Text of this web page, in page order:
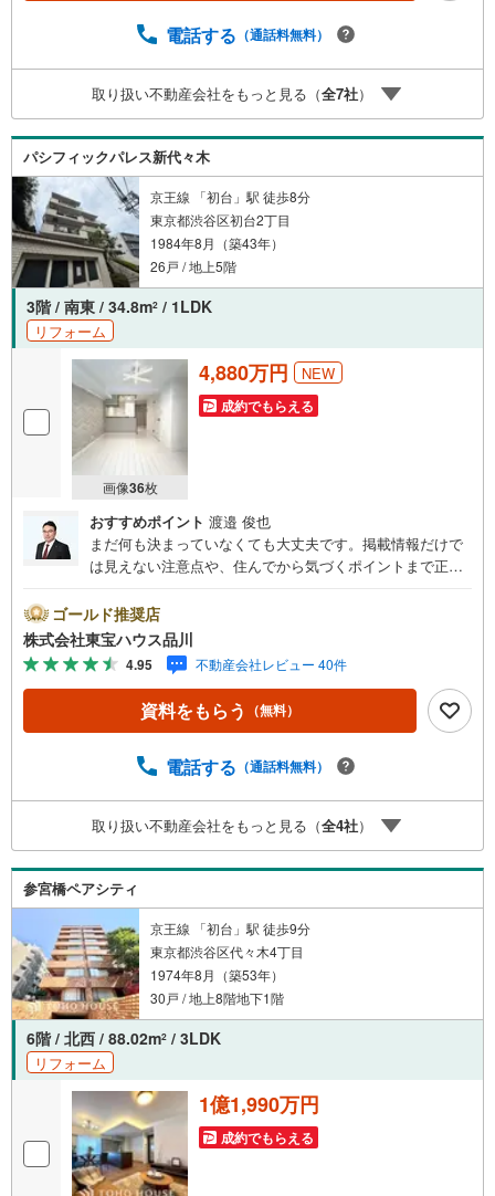
問い合わせも常時受け付けております！お気軽にお問い合
電話する （通話料無料）
取り扱い不動産会社をもっと見る（全7社）
パシフィックパレス新代々木
京王線 「初台」駅 徒歩8分
東京都渋谷区初台2丁目
1984年8月（築43年）
26戸 / 地上5階
3階 / 南東 / 34.8m2 / 1LDK
リフォーム
画像36枚
4,880万円 NEW
成約でもらえる
おすすめポイント 渡邉 俊也
まだ何も決まっていなくても大丈夫です。掲載情報だけで
は見えない注意点や、住んでから気づくポイントまで正直
とも包み隠さずお伝えし、「納得して選ぶ」ためのサポー
トを大切にしています。現地でしか分からないリアルな情
報も含めて、一緒に後悔しない住まい探しを進めていきま
しょう。まずはお気軽にご相談ください。【Yahoo！ 不動
産キャンペーン対象店舗】当店で物件を成約するとPayPay
ボーナスライトがもらえる「Yahoo！ 不動産 物件ご成約キ
予約をする」ボタンからお問い合わせください。※必ずYah
スライトは出金と譲渡はできません。ご案内・詳細な資料
のご請求はお気軽にどうぞ♪お電話でのお問い合わせも常
時受け付けております！お気軽にお問い合わせください。
ゴールド推奨店
株式会社東宝ハウス品川
4.95 不動産会社レビュー 40件
資料をもらう （無料）
電話する （通話料無料）
取り扱い不動産会社をもっと見る（全4社）
参宮橋ペアシティ
京王線 「初台」駅 徒歩9分
東京都渋谷区代々木4丁目
1974年8月（築53年）
30戸 / 地上8階地下1階
6階 / 北西 / 88.02m2 / 3LDK
リフォーム
1億1,990万円
成約でもらえる